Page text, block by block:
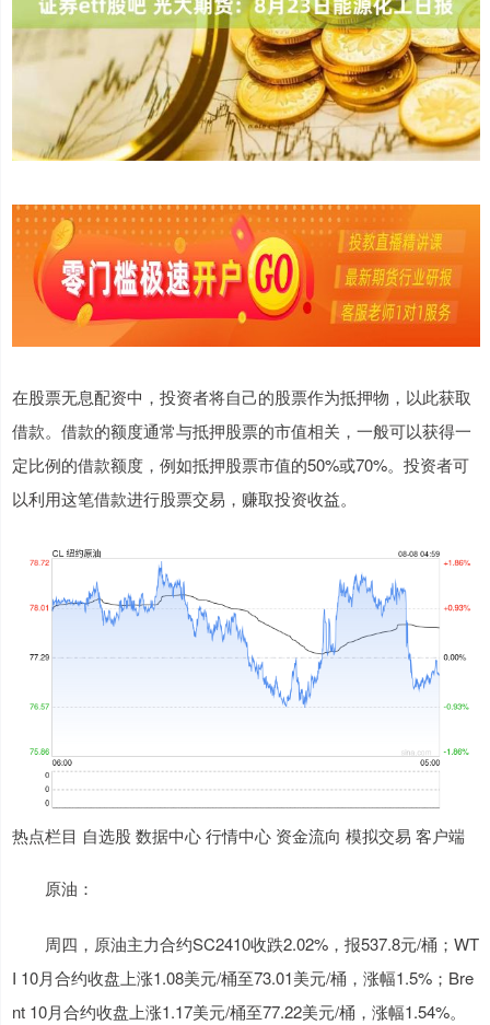
在股票无息配资中，投资者将自己的股票作为抵押物，以此获取
借款。借款的额度通常与抵押股票的市值相关，一般可以获得一
定比例的借款额度，例如抵押股票市值的50%或70%。投资者可
以利用这笔借款进行股票交易，赚取投资收益。
热点栏目 自选股 数据中心 行情中心 资金流向 模拟交易 客户端
原油：
周四，原油主力合约SC2410收跌2.02%，报537.8元/桶；WT
I 10月合约收盘上涨1.08美元/桶至73.01美元/桶，涨幅1.5%；Bre
nt 10月合约收盘上涨1.17美元/桶至77.22美元/桶，涨幅1.54%。